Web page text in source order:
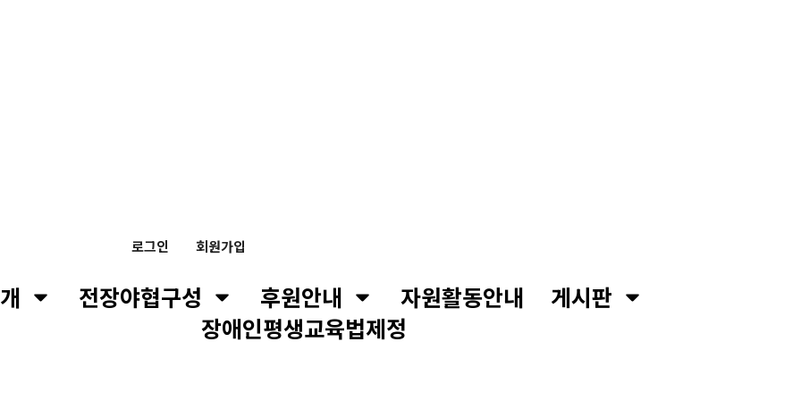
로그인 회원가입
전장야협구성 후원안내 자원활동안내
게시판
장애인평생교육법제정